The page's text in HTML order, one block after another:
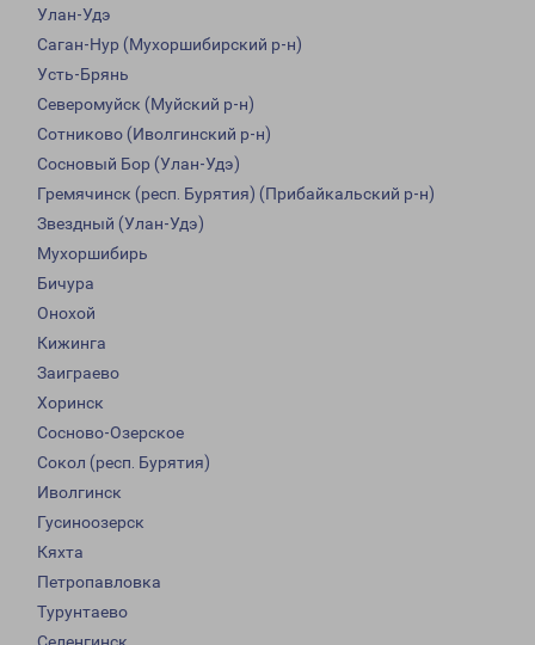
Улан-Удэ
Саган-Нур (Мухоршибирский р-н)
Усть-Брянь
Северомуйск (Муйский р-н)
Сотниково (Иволгинский р-н)
Сосновый Бор (Улан-Удэ)
Гремячинск (респ. Бурятия) (Прибайкальский р-н)
Звездный (Улан-Удэ)
Мухоршибирь
Бичура
Онохой
Кижинга
Заиграево
Хоринск
Сосново-Озерское
Сокол (респ. Бурятия)
Иволгинск
Гусиноозерск
Кяхта
Петропавловка
Турунтаево